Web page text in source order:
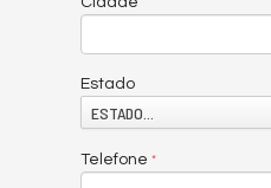
Estado
ESTADO...
Telefone